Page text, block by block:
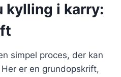
kylling i karry:
simpel proces, der kan
er en grundopskrift,